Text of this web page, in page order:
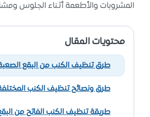
المشروبات والأطعمة أثناء الجلوس
محتويات المقال
طرق تنظيف الكنب من البقع
طرق ونصائح تنظيف الكنب
طريقة تنظيف الكنب الفاتح من